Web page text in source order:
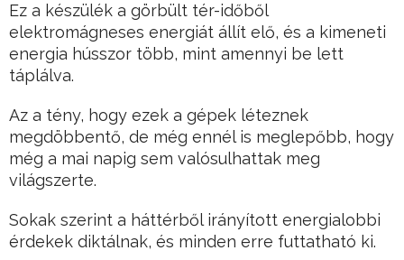
Ez a készülék a görbült tér-időből
elektromágneses energiát állít elő, és a kimeneti
energia hússzor több, mint amennyi be lett
táplálva.
Az a tény, hogy ezek a gépek léteznek
megdöbbentő, de még ennél is meglepőbb, hogy
még a mai napig sem valósulhattak meg
világszerte.
Sokak szerint a háttérből irányított energialobbi
érdekek diktálnak, és minden erre futtatható ki.